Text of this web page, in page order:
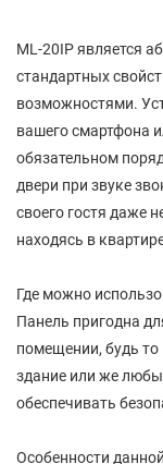
МL-20IP является
стандартных
возможностями.
вашего смартфона
обязательном
двери при звуке
своего гостя даже
находясь в
Где можно
Панель пригодна
помещении, будь
здание или же
обеспечивать
Особенности